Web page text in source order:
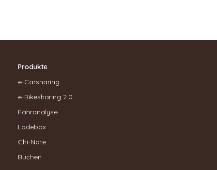
Produkte
e-Carsharing
e-Bikesharing 2.0
Fahranalyse
Ladebox
Chi-Note
Buchen